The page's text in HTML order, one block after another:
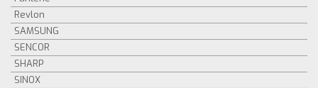
Revlon
SAMSUNG
SENCOR
SHARP
SINOX